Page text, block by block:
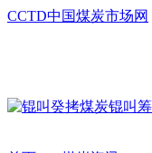
CCTD中国煤炭市场网